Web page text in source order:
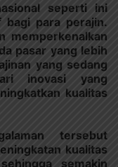
seperti ini
bagi para perajin.
memperkenalkan
pasar yang lebih
yang sedang
inovasi yang
kualitas
tersebut
kualitas
semakin